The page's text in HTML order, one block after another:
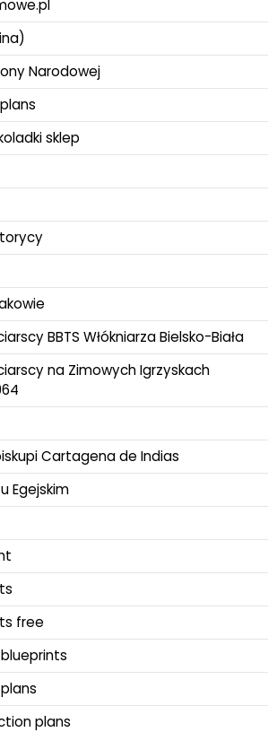
Narodowej
sklep
BBTS Włókniarza Bielsko-Biała
na Zimowych Igrzyskach
Cartagena de Indias
Egejskim
free
plans